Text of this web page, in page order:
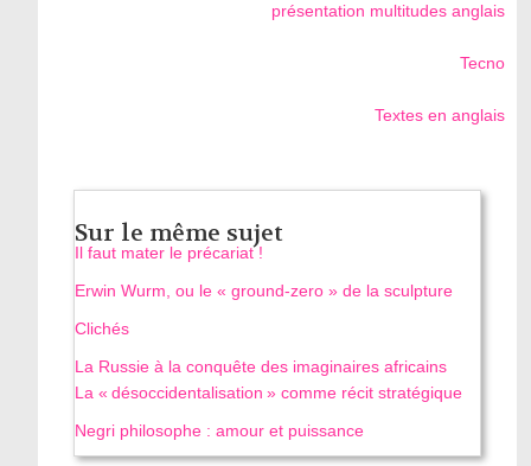
présentation multitudes anglais
Tecno
Textes en anglais
Sur le même sujet
Il faut mater le précariat !
Erwin Wurm, ou le « ground-zero » de la sculpture
Clichés
La Russie à la conquête des imaginaires africains
La « désoccidentalisation » comme récit stratégique
Negri philosophe : amour et puissance